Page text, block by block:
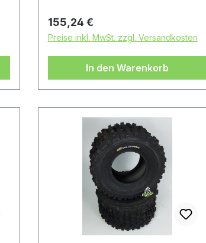
Regulärer Preis:
155,24 €
Preise inkl. MwSt. zzgl. Versandkosten
In den Warenkorb